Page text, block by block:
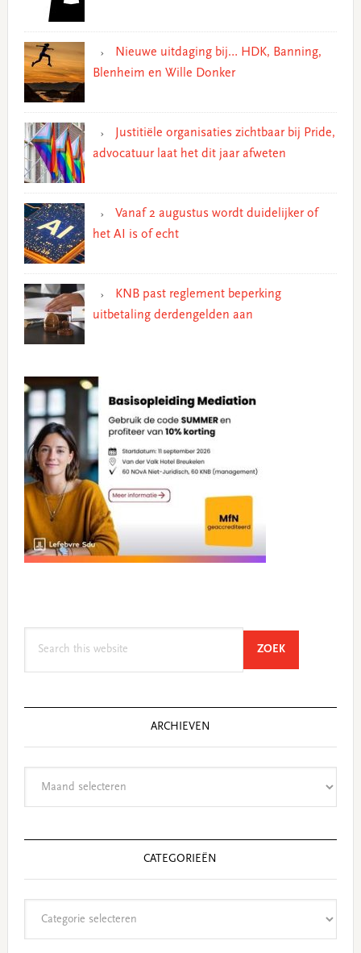
Nieuwe uitdaging bij… HDK, Banning,
Blenheim en Wille Donker
Justitiële organisaties zichtbaar bij Pride,
advocatuur laat het dit jaar afweten
Vanaf 2 augustus wordt duidelijker of
het AI is of echt
KNB past reglement beperking
uitbetaling derdengelden aan
ZOEKSEARCH
ARCHIEVEN
CATEGORIEËN